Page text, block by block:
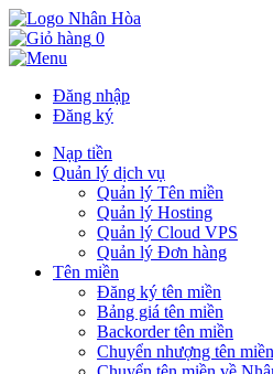
0
Đăng nhập
Đăng ký
Nạp tiền
Quản lý dịch vụ
Quản lý Tên miền
Quản lý Hosting
Quản lý Cloud VPS
Quản lý Đơn hàng
Tên miền
Đăng ký tên miền
Bảng giá tên miền
Backorder tên miền
Chuyển nhượng tên miền